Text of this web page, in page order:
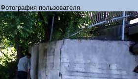
Фотография пользователя